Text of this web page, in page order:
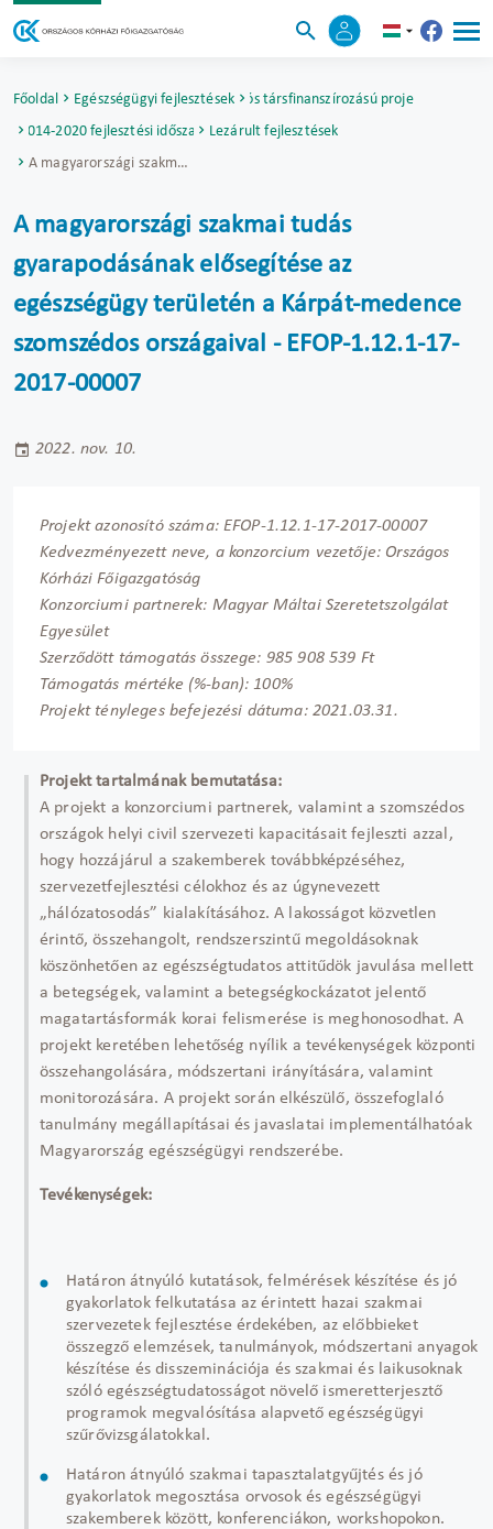
Főoldal Egészségügyi fejlesztésekUniós társfinanszírozású projektek
2014-2020 fejlesztési időszak Lezárult fejlesztések
A magyarországi szakmai tudás gyarapodásának elősegítése az egészségügy területén a Kárpát-medence szomszédos országaival - EFOP-1.12.1-17-2017-00007
A magyarországi szakmai tudás
gyarapodásának elősegítése az
egészségügy területén a Kárpát-medence
szomszédos országaival - EFOP-1.12.1-17-
2017-00007
2022. nov. 10.
Projekt azonosító száma: EFOP-1.12.1-17-2017-00007
Kedvezményezett neve, a konzorcium vezetője: Országos
Kórházi Főigazgatóság
Konzorciumi partnerek: Magyar Máltai Szeretetszolgálat
Egyesület
Szerződött támogatás összege: 985 908 539 Ft
Támogatás mértéke (%-ban): 100%
Projekt tényleges befejezési dátuma: 2021.03.31.
Projekt tartalmának bemutatása:
A projekt a konzorciumi partnerek, valamint a szomszédos
országok helyi civil szervezeti kapacitásait fejleszti azzal,
hogy hozzájárul a szakemberek továbbképzéséhez,
szervezetfejlesztési célokhoz és az úgynevezett
„hálózatosodás” kialakításához. A lakosságot közvetlen
érintő, összehangolt, rendszerszintű megoldásoknak
köszönhetően az egészségtudatos attitűdök javulása mellett
a betegségek, valamint a betegségkockázatot jelentő
magatartásformák korai felismerése is meghonosodhat. A
projekt keretében lehetőség nyílik a tevékenységek központi
összehangolására, módszertani irányítására, valamint
monitorozására. A projekt során elkészülő, összefoglaló
tanulmány megállapításai és javaslatai implementálhatóak
Magyarország egészségügyi rendszerébe.
Tevékenységek:
Határon átnyúló kutatások, felmérések készítése és jó
gyakorlatok felkutatása az érintett hazai szakmai
szervezetek fejlesztése érdekében, az előbbieket
összegző elemzések, tanulmányok, módszertani anyagok
készítése és disszeminációja és szakmai és laikusoknak
szóló egészségtudatosságot növelő ismeretterjesztő
programok megvalósítása alapvető egészségügyi
szűrővizsgálatokkal.
Határon átnyúló szakmai tapasztalatgyűjtés és jó
gyakorlatok megosztása orvosok és egészségügyi
szakemberek között, konferenciákon, workshopokon.